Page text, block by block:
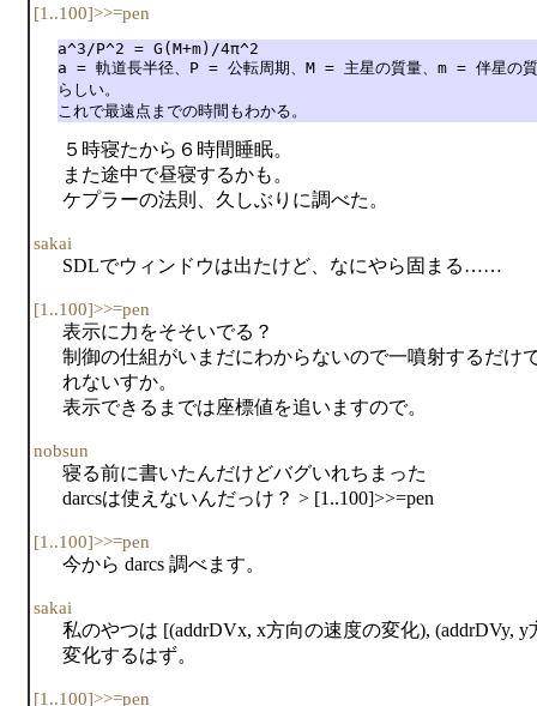
[1..100]>>=pen
a^3/P^2 = G(M+m)/4π^2
a = 軌道長半径、P = 公転周期、M = 主星の質量、m = 伴星の
らしい。
これで最遠点までの時間もわかる。
５時寝たから６時間睡眠。
また途中で昼寝するかも。
ケプラーの法則、久しぶりに調べた。
sakai
SDLでウィンドウは出たけど、なにやら固まる……
[1..100]>>=pen
表示に力をそそいでる？
制御の仕組がいまだにわからないので一噴射するだけ
れないすか。
表示できるまでは座標値を追いますので。
nobsun
寝る前に書いたんだけどバグいれちまった
darcsは使えないんだっけ？ > [1..100]>>=pen
[1..100]>>=pen
今から darcs 調べます。
sakai
私のやつは [(addrDVx, x方向の速度の変化), (addrDVy,
変化するはず。
[1..100]>>=pen